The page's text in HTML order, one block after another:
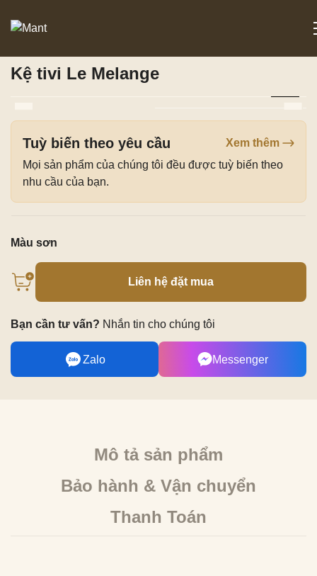
Kệ tivi Le Melange
Tuỳ biến theo yêu cầu
Xem thêm
Mọi sản phẩm của chúng tôi đều được tuỳ biến theo
nhu cầu của bạn.
Màu sơn
Liên hệ đặt mua
Bạn cần tư vấn? Nhắn tin cho chúng tôi
Zalo Messenger
Mô tả sản phẩm
Bảo hành & Vận chuyển
Thanh Toán